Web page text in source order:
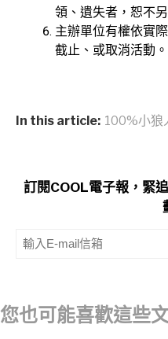
領、遺失者，恕不
主辦單位有權依實
截止、或取消活動。
In this article: 100%小狼
訂閱COOL電子報，緊
您也可能喜歡這些